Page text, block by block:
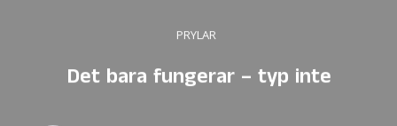
PRYLAR
Det bara fungerar – typ inte